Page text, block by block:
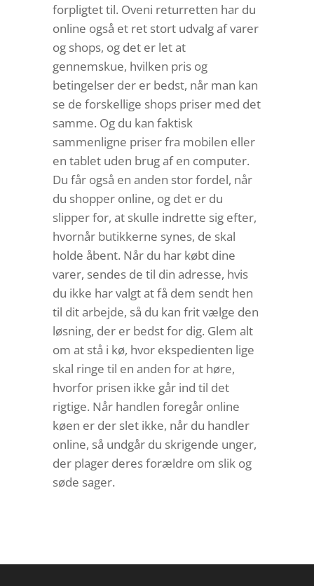
forpligtet til. Oveni returretten har du
online også et ret stort udvalg af varer
og shops, og det er let at
gennemskue, hvilken pris og
betingelser der er bedst, når man kan
se de forskellige shops priser med det
samme. Og du kan faktisk
sammenligne priser fra mobilen eller
en tablet uden brug af en computer.
Du får også en anden stor fordel, når
du shopper online, og det er du
slipper for, at skulle indrette sig efter,
hvornår butikkerne synes, de skal
holde åbent. Når du har købt dine
varer, sendes de til din adresse, hvis
du ikke har valgt at få dem sendt hen
til dit arbejde, så du kan frit vælge den
løsning, der er bedst for dig. Glem alt
om at stå i kø, hvor ekspedienten lige
skal ringe til en anden for at høre,
hvorfor prisen ikke går ind til det
rigtige. Når handlen foregår online
køen er der slet ikke, når du handler
online, så undgår du skrigende unger,
der plager deres forældre om slik og
søde sager.